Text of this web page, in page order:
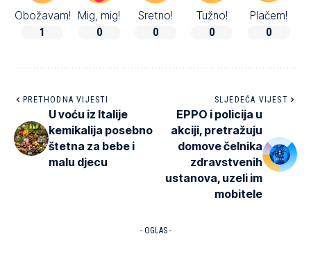
Obožavam!
1
Mig, mig!
0
Sretno!
0
Tužno!
0
Plačem!
0
PRETHODNA VIJESTI
U voću iz Italije
kemikalija posebno
štetna za bebe i
malu djecu
SLJEDEĆA VIJEST
EPPO i policija u
akciji, pretražuju
domove čelnika
zdravstvenih
ustanova, uzeli im
mobitele
- OGLAS -